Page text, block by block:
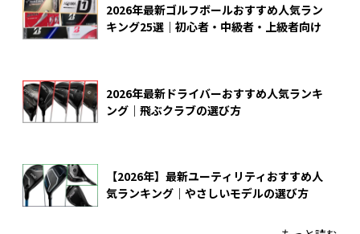
2026年最新ゴルフボールおすすめ人気ラン
キング25選｜初心者・中級者・上級者向け
2026年最新ドライバーおすすめ人気ランキ
ング｜飛ぶクラブの選び方
【2026年】最新ユーティリティおすすめ人
気ランキング｜やさしいモデルの選び方